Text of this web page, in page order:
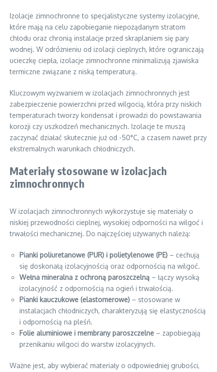
Izolacje zimnochronne to specjalistyczne systemy izolacyjne,
które mają na celu zapobieganie niepożądanym stratom
chłodu oraz chronią instalacje przed skraplaniem się pary
wodnej. W odróżnieniu od izolacji cieplnych, które ograniczają
ucieczkę ciepła, izolacje zimnochronne minimalizują zjawiska
termiczne związane z niską temperaturą.
Kluczowym wyzwaniem w izolacjach zimnochronnych jest
zabezpieczenie powierzchni przed wilgocią, która przy niskich
temperaturach tworzy kondensat i prowadzi do powstawania
korozji czy uszkodzeń mechanicznych. Izolacje te muszą
zaczynać działać skutecznie już od -50°C, a czasem nawet przy
ekstremalnych warunkach chłodniczych.
Materiały stosowane w izolacjach
zimnochronnych
W izolacjach zimnochronnych wykorzystuje się materiały o
niskiej przewodności cieplnej, wysokiej odporności na wilgoć i
trwałości mechanicznej. Do najczęściej używanych należą:
Pianki poliuretanowe (PUR) i polietylenowe (PE) – cechują
się doskonałą izolacyjnością oraz odpornością na wilgoć.
Wełna mineralna z ochroną paroszczelną – łączy wysoką
izolacyjność z odpornością na ogień i trwałością.
Pianki kauczukowe (elastomerowe) – stosowane w
instalacjach chłodniczych, charakteryzują się elastycznością
i odpornością na pleśń.
Folie aluminiowe i membrany paroszczelne – zapobiegają
przenikaniu wilgoci do warstw izolacyjnych.
Ważne jest, aby wybierać materiały o odpowiedniej grubości,